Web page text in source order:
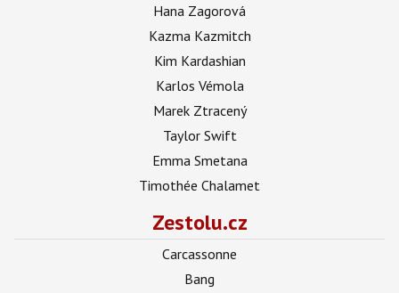
Hana Zagorová
Kazma Kazmitch
Kim Kardashian
Karlos Vémola
Marek Ztracený
Taylor Swift
Emma Smetana
Timothée Chalamet
Zestolu.cz
Carcassonne
Bang